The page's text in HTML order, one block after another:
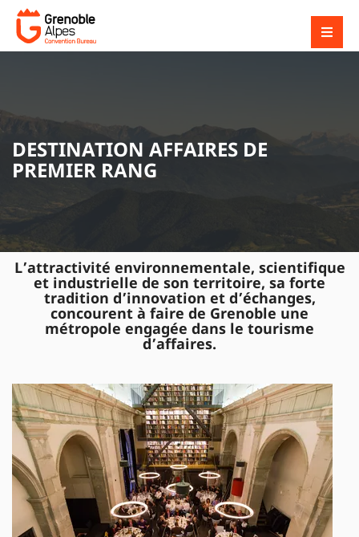
DESTINATION AFFAIRES DE
PREMIER RANG
L’attractivité environnementale, scientifique
et industrielle de son territoire, sa forte
tradition d’innovation et d’échanges,
concourent à faire de Grenoble une
métropole engagée dans le tourisme
d’affaires.